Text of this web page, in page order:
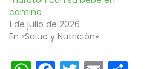
camino
1 de julio de 2026
En «Salud y Nutrición»